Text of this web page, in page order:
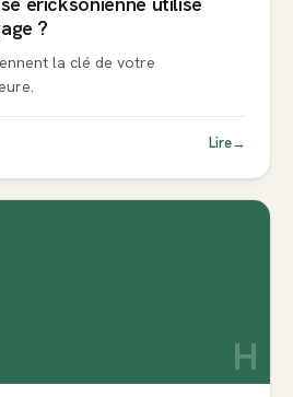
?
la clé de votre
Lire→
H